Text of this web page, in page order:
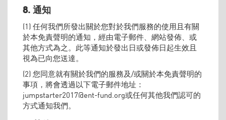
8. 通知
(1) 任何我們所發出關於您對於我們服務的使用且有關
於本免責聲明的通知，經由電子郵件、網站發佈、或
其他方式為之。此等通知於發出日或發佈日起生效且
視為已向您送達。
(2) 您同意就有關於我們的服務及/或關於本免責聲明的
事項，將會透過以下電子郵件地址：
jumpstarter2017@ent-fund.org或任何其他我們認可的
方式通知我們。